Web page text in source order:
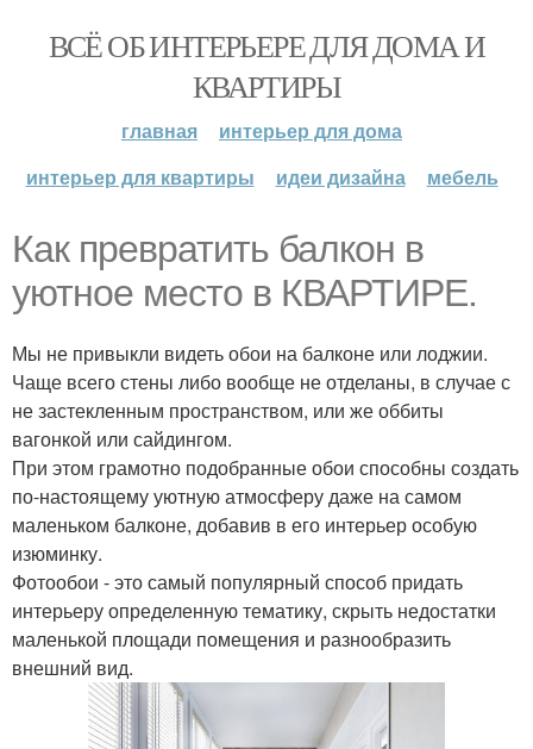
ВСЁ ОБ ИНТЕРЬЕРЕ ДЛЯ ДОМА И
КВАРТИРЫ
главная
интерьер для дома
интерьер для квартиры
идеи дизайна мебель
Как превратить балкон в
уютное место в КВАРТИРЕ.
Мы не привыкли видеть обои на балконе или лоджии.
Чаще всего стены либо вообще не отделаны, в случае с
не застекленным пространством, или же оббиты
вагонкой или сайдингом.
При этом грамотно подобранные обои способны создать
по-настоящему уютную атмосферу даже на самом
маленьком балконе, добавив в его интерьер особую
изюминку.
Фотообои - это самый популярный способ придать
интерьеру определенную тематику, скрыть недостатки
маленькой площади помещения и разнообразить
внешний вид.